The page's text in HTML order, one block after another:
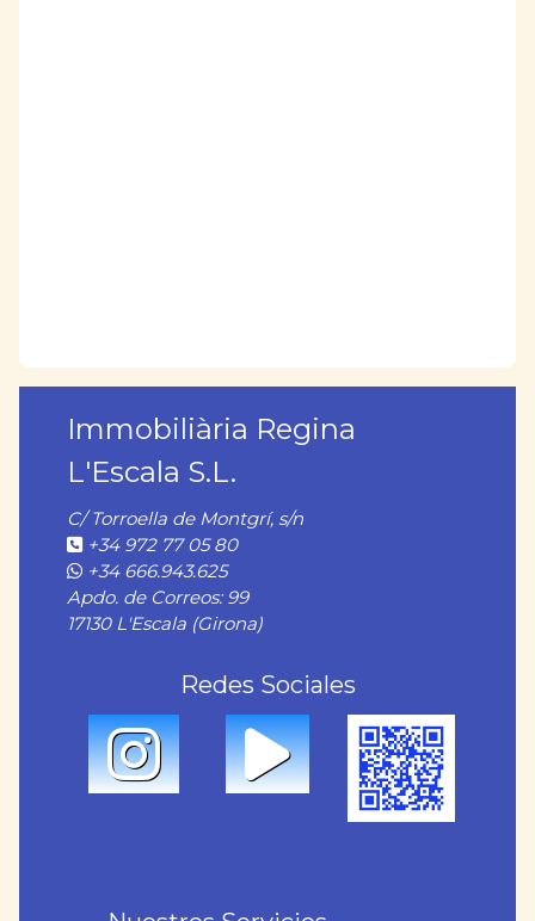
Immobiliària Regina
L'Escala S.L.
C/ Torroella de Montgrí, s/n
+34 972 77 05 80
+34 666.943.625
Apdo. de Correos: 99
17130 L'Escala (Girona)
Redes Sociales